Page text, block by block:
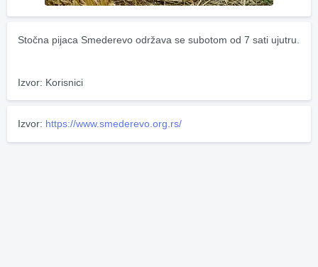
Stočna pijaca Smederevo održava se subotom od 7 sati ujutru.
Izvor: Korisnici
Izvor: https://www.smederevo.org.rs/